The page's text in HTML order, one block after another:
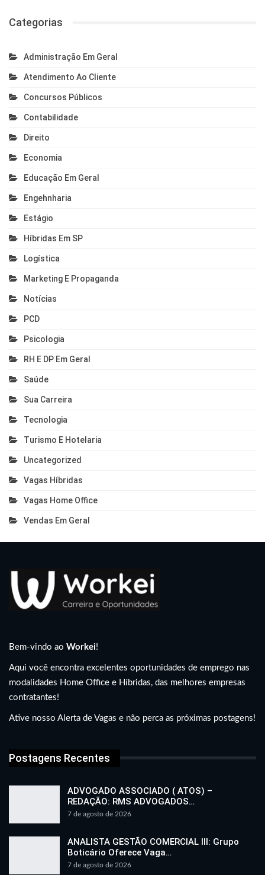
Categorias
Administração Em Geral
Atendimento Ao Cliente
Concursos Públicos
Contabilidade
Direito
Economia
Educação Em Geral
Engehnharia
Estágio
Híbridas Em SP
Logística
Marketing E Propaganda
Notícias
PCD
Psicologia
RH E DP Em Geral
Saúde
Sua Carreira
Tecnologia
Turismo E Hotelaria
Uncategorized
Vagas Híbridas
Vagas Home Office
Vendas Em Geral
Bem-vindo ao Workei!
Aqui você encontra excelentes oportunidades de emprego nas
modalidades Home Office e Híbridas, das melhores empresas
contratantes!
Ative nosso Alerta de Vagas e não perca as próximas postagens!
Postagens Recentes
ADVOGADO ASSOCIADO ( ATOS) –
REDAÇÃO: RMS ADVOGADOS…
7 de agosto de 2026
ANALISTA GESTÃO COMERCIAL III: Grupo
Boticário Oferece Vaga…
7 de agosto de 2026